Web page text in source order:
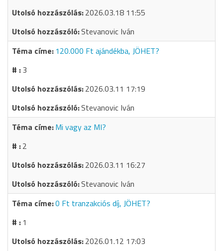
2026.03.18 11:55
Stevanovic Iván
120.000 Ft ajándékba, JÖHET?
3
2026.03.11 17:19
Stevanovic Iván
Mi vagy az MI?
2
2026.03.11 16:27
Stevanovic Iván
0 Ft tranzakciós díj, JÖHET?
1
2026.01.12 17:03